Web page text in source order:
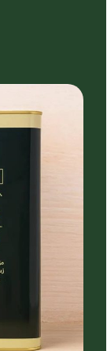
قابل توجه هست
بصورت قوام داده
های طلایی ابن
قبل
حل شود و میل کنید.
فشارشان خیلی کم
کوچک هست در